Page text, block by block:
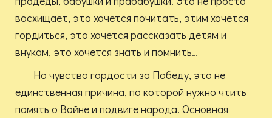
восхищает, это хочется почитать, этим хочется
гордиться, это хочется рассказать детям и
внукам, это хочется знать и помнить…
Но чувство гордости за Победу, это не
единственная причина, по которой нужно чтить
память о Войне и подвиге народа. Основная